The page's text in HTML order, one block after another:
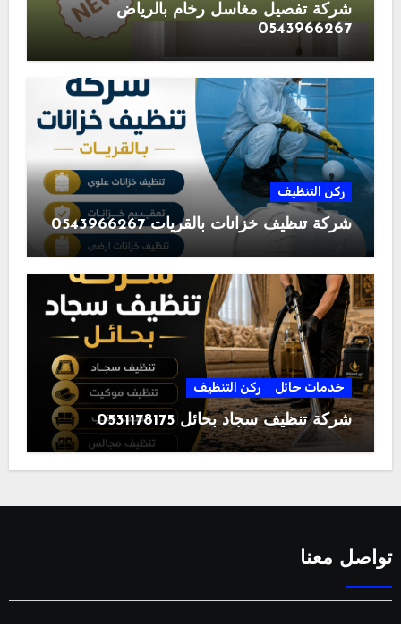
شركة تفصيل مغاسل رخام بالرياض
0543966267
ركن التنظيف
شركة تنظيف خزانات بالقريات 0543966267
خدمات حائل ركن التنظيف
شركة تنظيف سجاد بحائل 0531178175
تواصل معنا